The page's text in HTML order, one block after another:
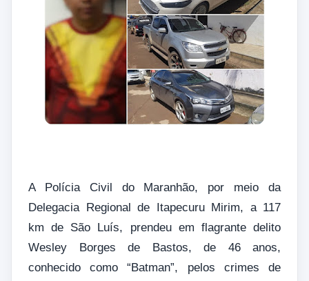
A Polícia Civil do Maranhão, por meio da
Delegacia Regional de Itapecuru Mirim, a 117
km de São Luís, prendeu em flagrante delito
Wesley Borges de Bastos, de 46 anos,
conhecido como “Batman”, pelos crimes de